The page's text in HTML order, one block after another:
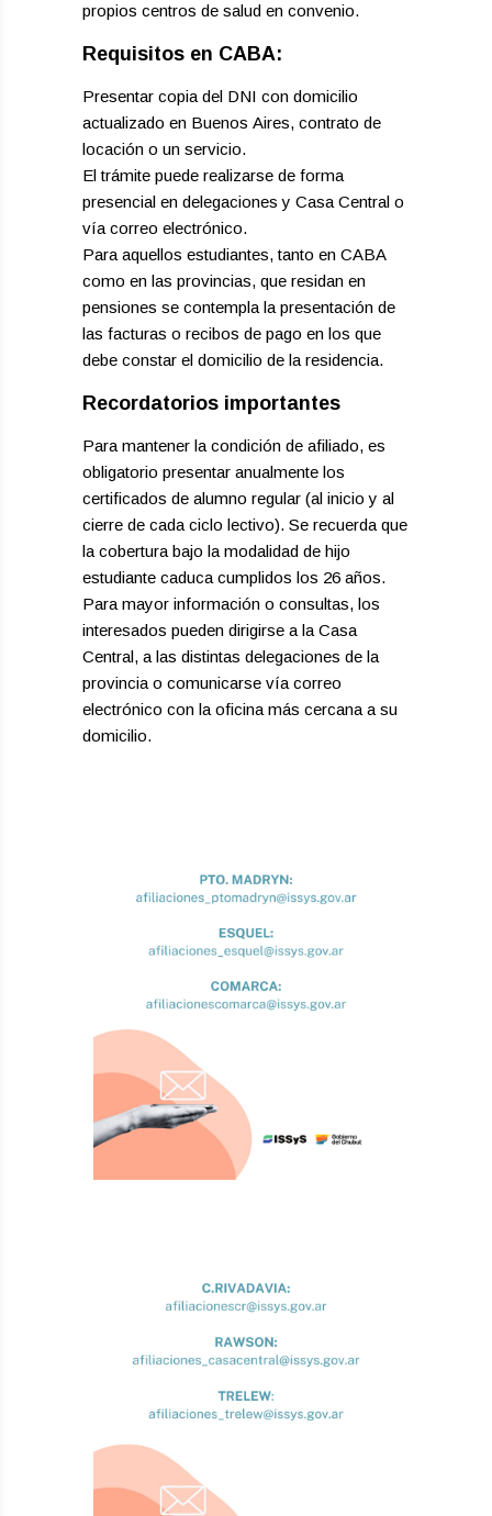
propios centros de salud en convenio.
​Requisitos en CABA:
Presentar copia del DNI con domicilio
actualizado en Buenos Aires, contrato de
locación o un servicio.
​El trámite puede realizarse de forma
presencial en delegaciones y Casa Central o
vía correo electrónico.
Para aquellos estudiantes, tanto en CABA
como en las provincias, que residan en
pensiones se contempla la presentación de
las facturas o recibos de pago en los que
debe constar el domicilio de la residencia.
​Recordatorios importantes
​Para mantener la condición de afiliado, es
obligatorio presentar anualmente los
certificados de alumno regular (al inicio y al
cierre de cada ciclo lectivo). Se recuerda que
la cobertura bajo la modalidad de hijo
estudiante caduca cumplidos los 26 años.
​Para mayor información o consultas, los
interesados pueden dirigirse a la Casa
Central, a las distintas delegaciones de la
provincia o comunicarse vía correo
electrónico con la oficina más cercana a su
domicilio.